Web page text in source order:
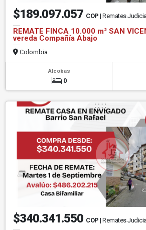
$189.097.057 COP | Remates
REMATE FINCA 10.000 m² SAN
vereda Compañía Abajo
Colombia
Alcobas
0
$340.341.550 COP | Remates